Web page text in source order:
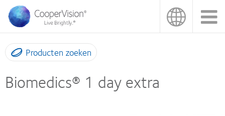
Overslaan
naar
de
inhoud
gaan
Producten zoeken
Biomedics® 1 day extra